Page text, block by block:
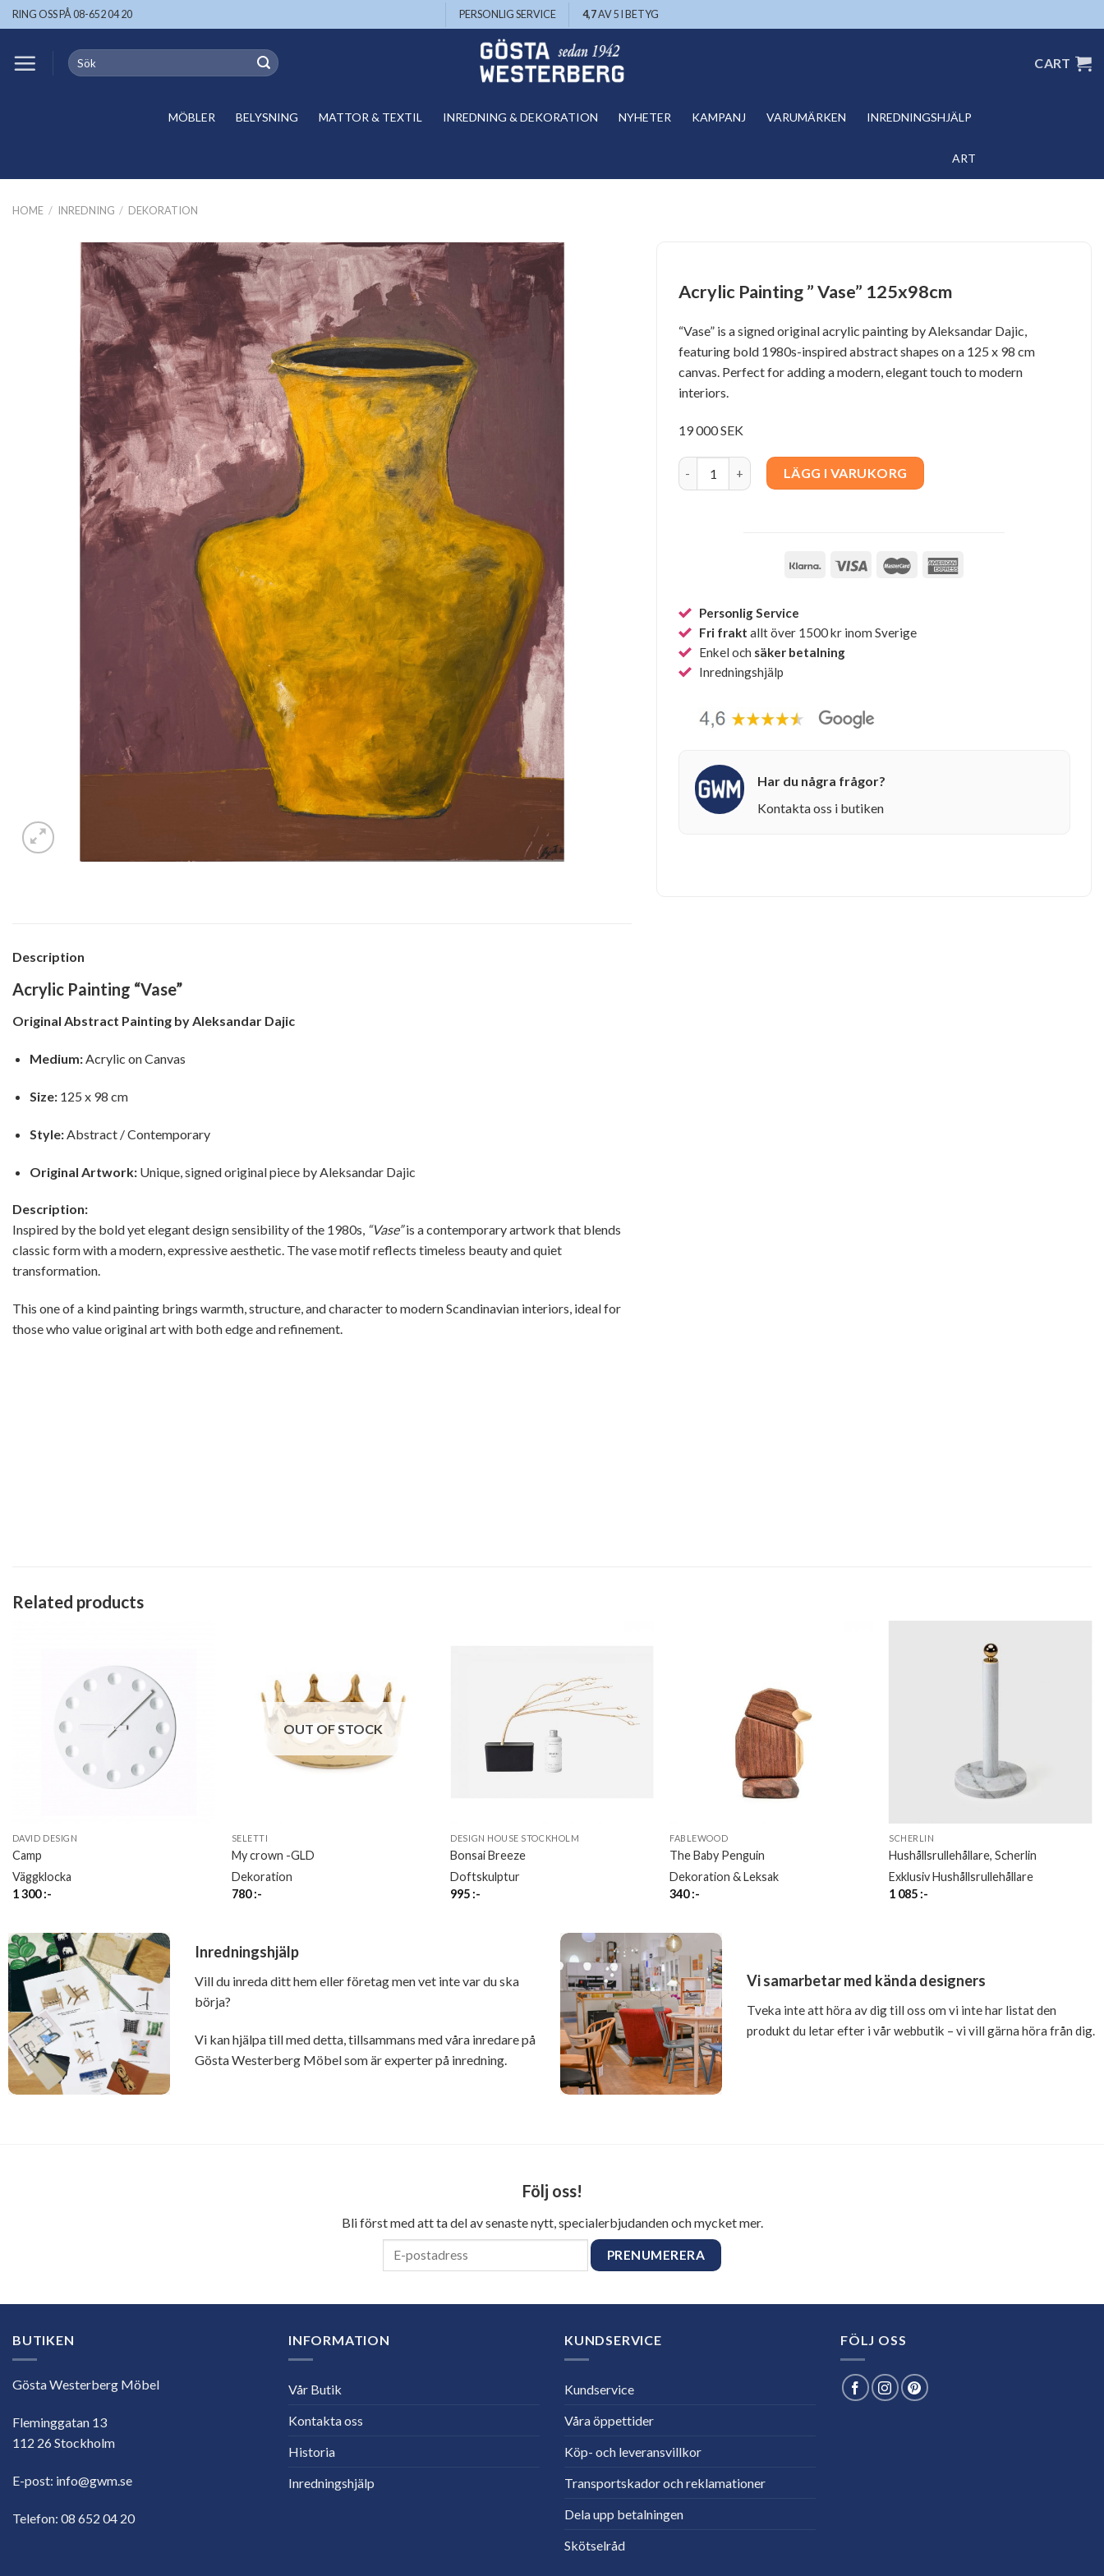
Skip
to
RING OSS PÅ 08-652 04 20 PERSONLIG SERVICE 4,7AV 5 I BETYG
Search
for:
CART
MÖBLER BELYSNING MATTOR & TEXTIL INREDNING & DEKORATION NYHETER KAMPANJ VARUMÄRKEN INREDNINGSHJÄLP
ART
HOME / INREDNING / DEKORATION
Description
Acrylic Painting “Vase”
Original Abstract Painting by Aleksandar Dajic
Medium:Acrylic on Canvas
Size:125 x 98 cm
Style:Abstract / Contemporary
Original Artwork:Unique, signed original piece by Aleksandar Dajic
Description:
Inspired by the bold yet elegant design sensibility of the 1980s, “Vase”is a contemporary artwork that blends
classic form with a modern, expressive aesthetic. The vase motif reflects timeless beauty and quiet
transformation.
This one of a kind painting brings warmth, structure, and character to modern Scandinavian interiors, ideal for
those who value original art with both edge and refinement.
Acrylic Painting ” Vase” 125x98cm
“Vase” is a signed original acrylic painting by Aleksandar Dajic,
featuring bold 1980s-inspired abstract shapes on a 125 x 98 cm
canvas. Perfect for adding a modern, elegant touch to modern
interiors.
19 000 SEK
Acrylic Painting " Vase" 125x98cm quantity
LÄGG I VARUKORG
Personlig Service
Fri frakt allt över 1500 kr inom Sverige
Enkel och säker betalning
Inredningshjälp
Har du några frågor?
Kontakta oss i butiken
Related products
DAVID DESIGN
Camp
Väggklocka
1 300:-
OUT OF STOCK
SELETTI
My crown -GLD
Dekoration
780:-
DESIGN HOUSE STOCKHOLM
Bonsai Breeze
Doftskulptur
995 :-
FABLEWOOD
The Baby Penguin
Dekoration & Leksak
340:-
SCHERLIN
Hushållsrullehållare, Scherlin
Exklusiv Hushållsrullehållare
1 085 :-
Inredningshjälp
Vill du inreda ditt hem eller företag men vet inte var du ska
börja?
Vi kan hjälpa till med detta, tillsammans med våra inredare på
Gösta Westerberg Möbel som är experter på inredning.
Vi samarbetar med kända designers
Tveka inte att höra av dig till oss om vi inte har listat den
produkt du letar efter i vår webbutik – vi vill gärna höra från dig.
Följ oss!
Bli först med att ta del av senaste nytt, specialerbjudanden och mycket mer.
BUTIKEN
Gösta Westerberg Möbel
Fleminggatan 13
112 26 Stockholm
E-post: info@gwm.se
Telefon: 08 652 04 20
INFORMATION
Vår Butik
Kontakta oss
Historia
Inredningshjälp
KUNDSERVICE
Kundservice
Våra öppettider
Köp- och leveransvillkor
Transportskador och reklamationer
Dela upp betalningen
Skötselråd
FÖLJ OSS